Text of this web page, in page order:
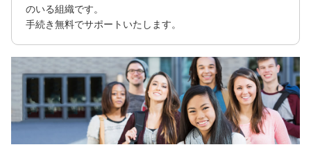
のいる組織です。
手続き無料でサポートいたします。